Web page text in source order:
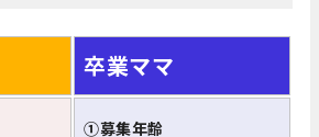
卒業ママ
①募集年齢